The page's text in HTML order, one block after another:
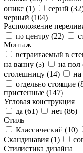
оникс (1) серый (32)
черный (104)
Расположение
по центру (22)
Монтаж
встраиваемый в
на ванну (3) на пол
столешницу (14) на
отдельно стоящие (
пристенные (147)
Угловая конструкция
да (61) нет (86)
Стиль
Классический (10)
Скандинавия (1)
Стилистика дизайна